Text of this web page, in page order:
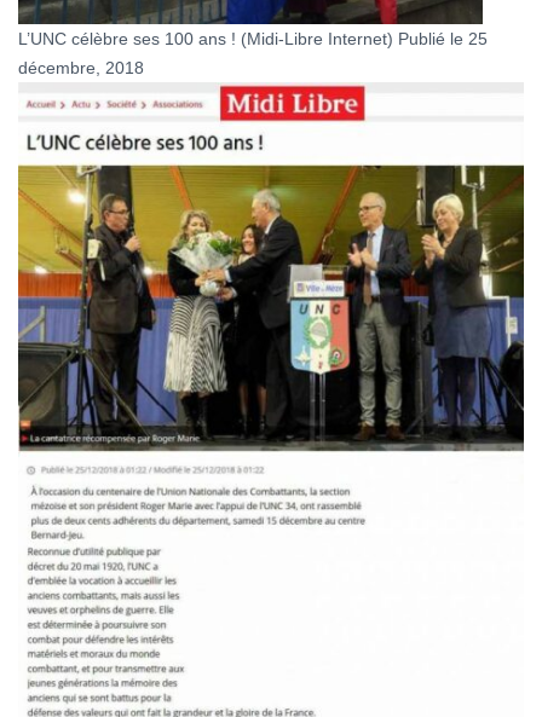
L’UNC célèbre ses 100 ans ! (Midi-Libre Internet) Publié le 25
décembre, 2018